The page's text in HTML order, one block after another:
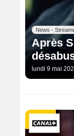
News -
Après
lundi 9 mai